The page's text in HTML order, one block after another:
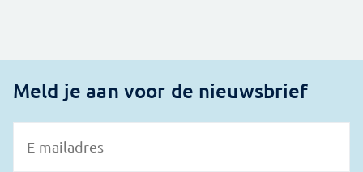
Meld je aan voor de nieuwsbrief